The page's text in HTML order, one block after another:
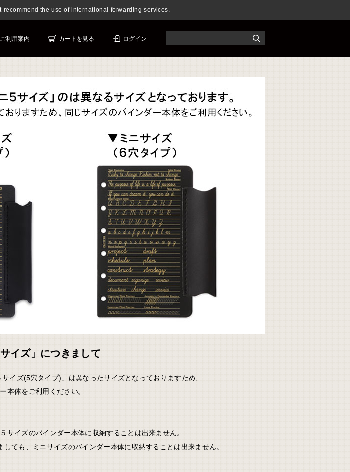
recommend the use of international forwarding services.
ご利用案内 カートを見る ログイン
イズ」につきまして
イズ(5穴タイプ)」は異なったサイズとなっておりますため、
本体をご利用ください。
サイズのバインダー本体に収納することは出来ません。
ても、ミニサイズのバインダー本体に収納することは出来ません。